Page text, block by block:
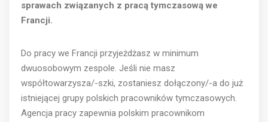
sprawach związanych z pracą tymczasową we
Francji.
Do pracy we Francji przyjeżdżasz w minimum
dwuosobowym zespole. Jeśli nie masz
współtowarzysza/-szki, zostaniesz dołączony/-a do już
istniejącej grupy polskich pracowników tymczasowych.
Agencja pracy zapewnia polskim pracownikom